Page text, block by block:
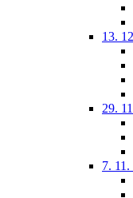
13.
29.
7.